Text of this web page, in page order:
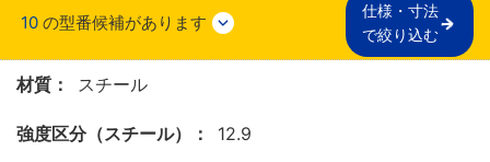
10 の型番候補があります
仕様・寸法
で絞り込む
材質： スチール
強度区分（スチール）： 12.9